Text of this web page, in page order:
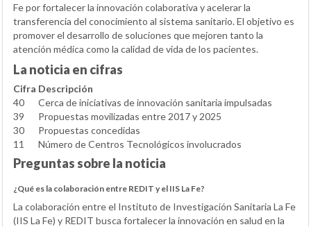
Fe por fortalecer la innovación colaborativa y acelerar la
transferencia del conocimiento al sistema sanitario. El objetivo es
promover el desarrollo de soluciones que mejoren tanto la
atención médica como la calidad de vida de los pacientes.
La noticia en cifras
Cifra Descripción
40
Cerca de iniciativas de innovación sanitaria impulsadas
39
Propuestas movilizadas entre 2017 y 2025
30
Propuestas concedidas
11
Número de Centros Tecnológicos involucrados
Preguntas sobre la noticia
¿Qué es la colaboración entre REDIT y el IIS La Fe?
La colaboración entre el Instituto de Investigación Sanitaria La Fe
(IIS La Fe) y REDIT busca fortalecer la innovación en salud en la